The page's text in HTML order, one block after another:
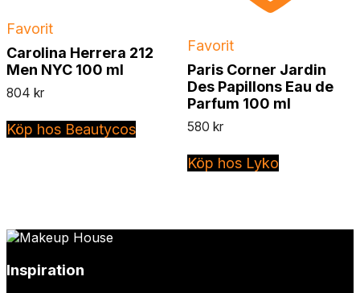
Favorit
Carolina Herrera 212
Men NYC 100 ml
804 kr
Köp hos Beautycos
Favorit
Paris Corner Jardin
Des Papillons Eau de
Parfum 100 ml
580 kr
Köp hos Lyko
Inspiration